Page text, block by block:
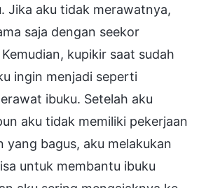
Jika aku tidak merawatnya,
saja dengan seekor
kupikir saat sudah
ingin menjadi seperti
ibuku. Setelah aku
aku tidak memiliki pekerjaan
yang bagus, aku melakukan
untuk membantu ibuku